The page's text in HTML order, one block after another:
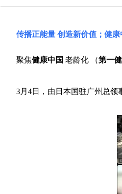
传播正能量 创造新价值；健
聚焦健康中国 老龄化 （第一
3月4日，由日本国驻广州总领